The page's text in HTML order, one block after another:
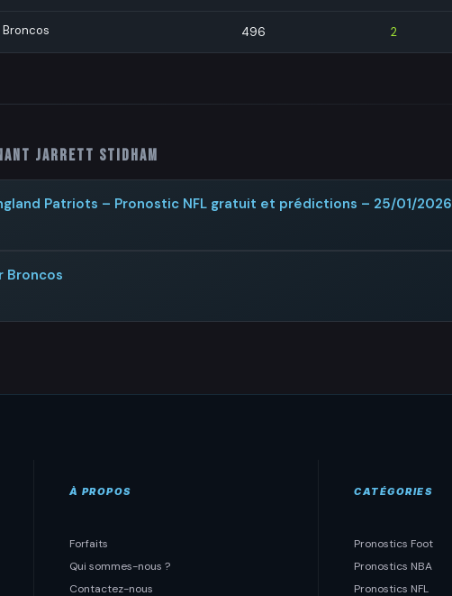
496 2
Jarrett Stidham
Patriots – Pronostic NFL gratuit et prédictions – 25/01/2026
Broncos
À PROPOS
Forfaits
Qui sommes-nous ?
Contactez-nous
CATÉGORIES
Pronostics Foot
Pronostics NBA
Pronostics NFL